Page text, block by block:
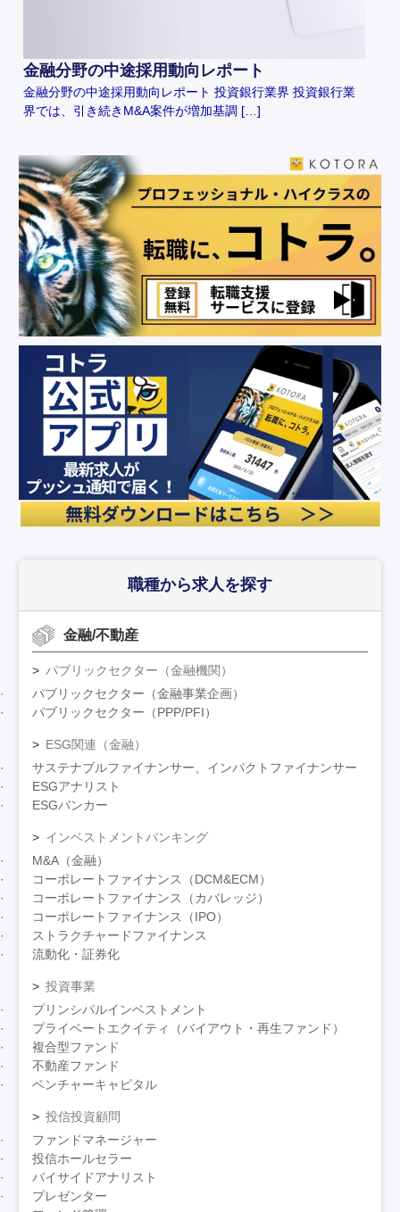
金融分野の中途採用動向レポート
金融分野の中途採用動向レポート 投資銀行業界 投資銀行業
界では、引き続きM&A案件が増加基調 […]
職種から求人を探す
金融/不動産
パブリックセクター（金融機関）
パブリックセクター（金融事業企画）
パブリックセクター（PPP/PFI）
ESG関連（金融）
サステナブルファイナンサー、インパクトファイナンサー
ESGアナリスト
ESGバンカー
インベストメントバンキング
M&A（金融）
コーポレートファイナンス（DCM&ECM）
コーポレートファイナンス（カバレッジ）
コーポレートファイナンス（IPO）
ストラクチャードファイナンス
流動化・証券化
投資事業
プリンシパルインベストメント
プライベートエクイティ（バイアウト・再生ファンド）
複合型ファンド
不動産ファンド
ベンチャーキャピタル
投信投資顧問
ファンドマネージャー
投信ホールセラー
バイサイドアナリスト
プレゼンター